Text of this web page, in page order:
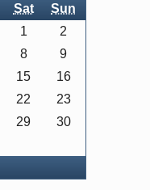
Sat Sun
1
2
8
9
15
16
22
23
29
30